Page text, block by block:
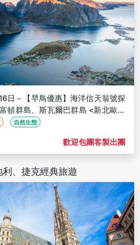
日－【早鳥優惠】海洋信天翁號探
頓群島、斯瓦爾巴群島 <新北歐假
自然生態
歡迎包團客製出團
利、捷克經典旅遊